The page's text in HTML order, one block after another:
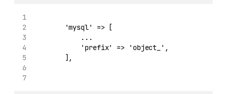
        'mysql' => [
            ...
            'prefix' => 'object_',
        ],